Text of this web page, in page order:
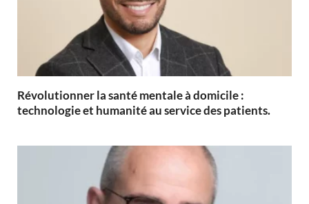
Révolutionner la santé mentale à domicile :
technologie et humanité au service des patients.